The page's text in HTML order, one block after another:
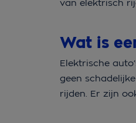
van elektrisch
Wat is
Elektrische
geen
rijden. Er zijn